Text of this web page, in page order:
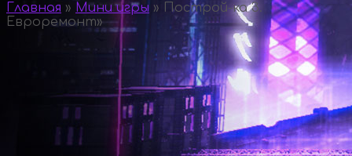
Главная » Мини игры » Построй-ка 3.
Евроремонт»